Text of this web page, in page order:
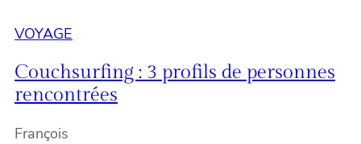
VOYAGE
Couchsurfing : 3 profils de personnes
rencontrées
François